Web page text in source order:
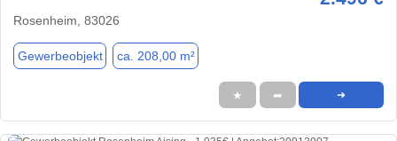
Rosenheim, 83026
Gewerbeobjekt ca. 208,00 m²
★ ➦ ➜